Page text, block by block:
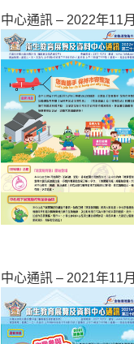
中心通訊 – 2022年11月
中心通訊 – 2021年11月